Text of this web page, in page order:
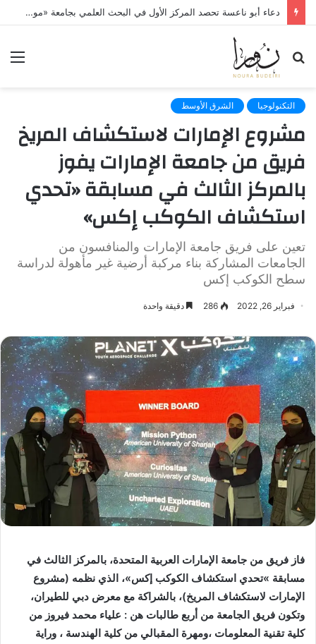
ايام مضت
بحث
عن
التكنولوجيا الشرق الأوسط
مشروع الإمارات لاستكشاف المريخ
فريق من جامعة الإمارات يفوز
بالمركز الثالث في مسابقة «تحدي
استكشاف ‏الكوكب إكس»
تعين على فريق جامعة الإمارات والمنافسون من
الجامعات المشاركة بناء ‏مركبة أرضية غير مأهولة لدراسة
سطح الكوكب إكس
فبراير 26, 2022 286 دقيقة واحدة
فاز فريق من جامعة الإمارات العربية المتحدة، بالمركز الثالث في
مسابقة ‏‏»تحدي استكشاف الكوكب إكس»، الذي نظمه (مشروع
الإمارات لاستكشاف ‏المريخ)، بالشراكة مع معرض دبي للطيران،
وتكون فريق الجامعة من أربع ‏طالبات هن : علياء محمد فيروز من